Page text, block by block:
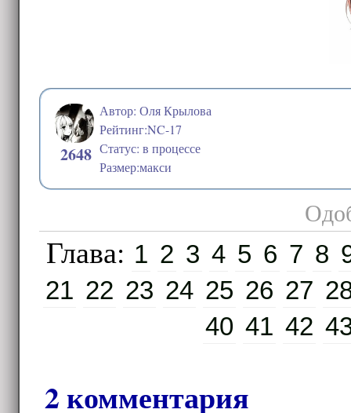
2648
Автор: Оля Крылова
Рейтинг:NC-17
Статус: в процессе
Размер:макси
Глава: 1 2 3 4 5 6 7 8
21 22 23 24 25 26 27
40 41 42
2 комментария